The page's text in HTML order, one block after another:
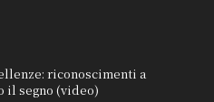
riconoscimenti a
il segno (video)